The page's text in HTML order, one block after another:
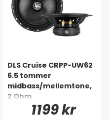
DLS Cruise CRPP-UW62
6.5 tommer
midbass/mellemtone,
2 Ohm
1199 kr